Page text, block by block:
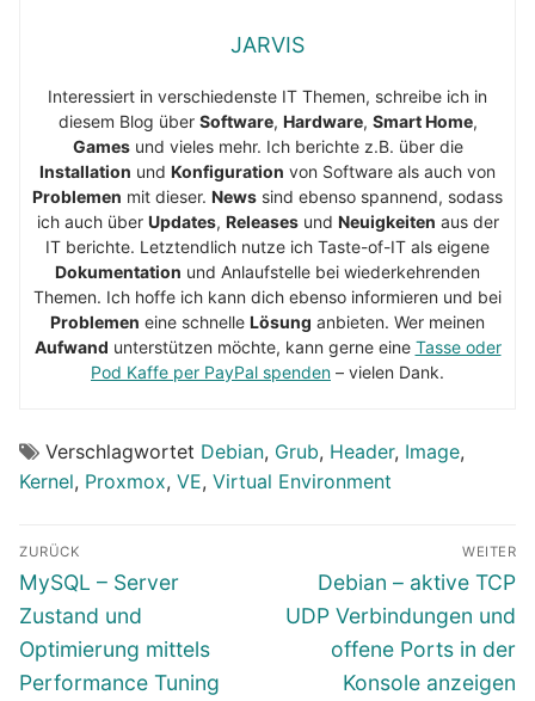
JARVIS
Interessiert in verschiedenste IT Themen, schreibe ich in
diesem Blog über Software, Hardware, Smart Home,
Gamesund vieles mehr. Ich berichte z.B. über die
Installation und Konfiguration von Software als auch von
Problemen mit dieser. News sind ebenso spannend, sodass
ich auch über Updates, Releasesund Neuigkeiten aus der
IT berichte. Letztendlich nutze ich Taste-of-IT als eigene
Dokumentation und Anlaufstelle bei wiederkehrenden
Themen. Ich hoffe ich kann dich ebenso informieren und bei
Problemen eine schnelle Lösung anbieten. Wer meinen
Aufwand unterstützen möchte, kann gerne eine Tasse oder
Pod Kaffe per PayPal spenden – vielen Dank.
Verschlagwortet Debian, Grub, Header, Image,
Kernel, Proxmox, VE, Virtual Environment
Beitragsnavigation
ZURÜCK
Vorheriger
Beitrag:
MySQL – Server
Zustand und
Optimierung mittels
Performance Tuning
WEITER
Nächster
Beitrag:
Debian – aktive TCP
UDP Verbindungen und
offene Ports in der
Konsole anzeigen